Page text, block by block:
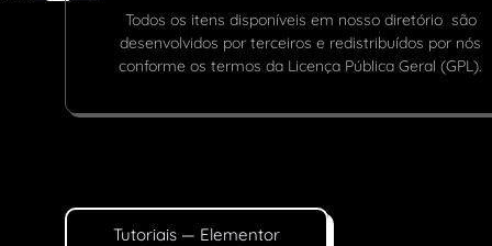
Todos os itens disponíveis em nosso diretório são
desenvolvidos por terceiros e redistribuídos por nós
conforme os termos da Licença Pública Geral (GPL).
Tutoriais — Elementor